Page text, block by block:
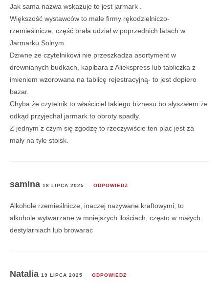
Jak sama nazwa wskazuje to jest jarmark .
Większość wystawców to małe firmy rękodzielniczo-
rzemieślnicze, część brała udział w poprzednich latach w
Jarmarku Solnym.
Dziwne że czytelnikowi nie przeszkadza asortyment w
drewnianych budkach, kapibara z Aliekspress lub tabliczka z
imieniem wzorowana na tablicę rejestracyjną- to jest dopiero
bazar.
Chyba że czytelnik to właściciel takiego biznesu bo słyszałem że
odkąd przyjechał jarmark to obroty spadły.
Z jednym z czym się zgodzę to rzeczywiście ten plac jest za
mały na tyle stoisk.
samina 18 LIPCA 2025 ODPOWIEDZ
Alkohole rzemieślnicze, inaczej nazywane kraftowymi, to
alkohole wytwarzane w mniejszych ilościach, często w małych
destylarniach lub browarac
Natalia 19 LIPCA 2025 ODPOWIEDZ